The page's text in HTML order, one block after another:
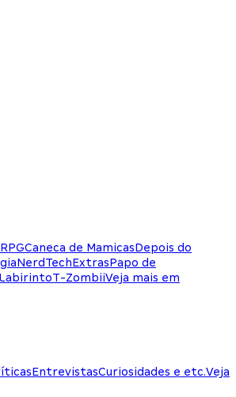
Caneca de MamicasDepois do
NerdTechExtrasPapo de
T-ZombiiVeja mais em
EntrevistasCuriosidades e etc.Veja